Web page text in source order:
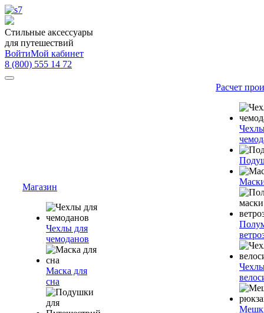
Стильные аксессуары
для путешествий
ВойтиМой кабинет
8 (800) 555 14 72
Магазин
Чехлы для
чемоданов
Маска для
сна
Расчет